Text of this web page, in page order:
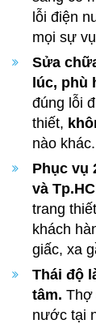
lỗi điện
mọi sự
Sửa
lúc, phù
đúng lỗi
thiết,
nào khác.
Phục vụ
và
trang
khách
giấc, xa
Thái độ
tâm. Thợ
nước tại